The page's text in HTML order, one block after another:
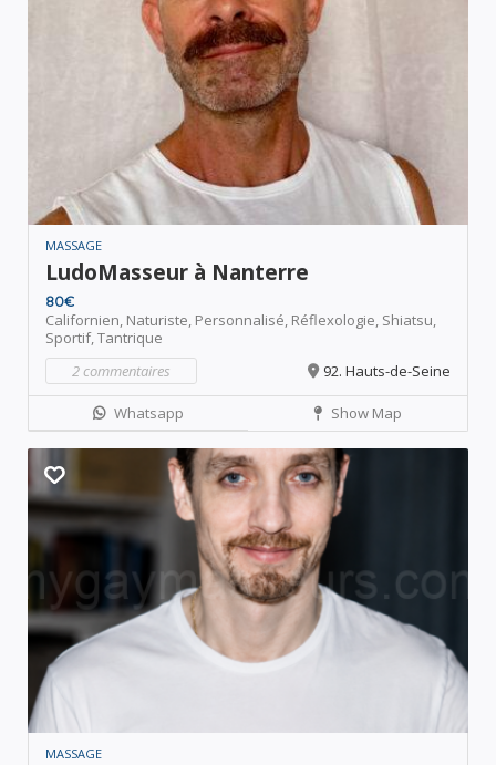
MASSAGE
LudoMasseur à Nanterre
80€
Californien, Naturiste, Personnalisé, Réflexologie, Shiatsu,
Sportif,Tantrique
2 commentaires
92. Hauts-de-Seine
Whatsapp Show Map
MASSAGE